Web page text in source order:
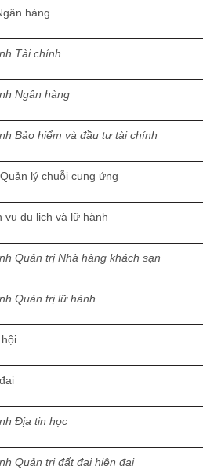
hàng
Tài chính
Ngân hàng
Bảo hiểm và đầu tư tài chính
lý chuỗi cung ứng
vụ du lịch và lữ hành
Quản trị Nhà hàng khách sạn
Quản trị lữ hành
Địa tin học
Quản trị đất đai hiện đại